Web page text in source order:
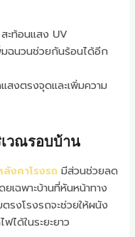
ะท้อนแสง UV
ฉนวนช่วยกันร้อนได้อีก
สงตรงจุดและเพิ่มความ
วณรอบบ้าน
ลังคาโรงรถ มีส่วนช่วยลด
เฉพาะบ้านที่หันหน้าทาง
งโรงรถจะช่วยให้ผนัง
ได้ในระยะยาว